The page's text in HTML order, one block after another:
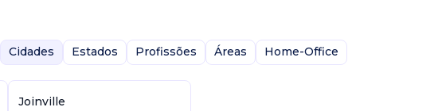
Cidades Estados Profissões Áreas Home-Office
Joinville